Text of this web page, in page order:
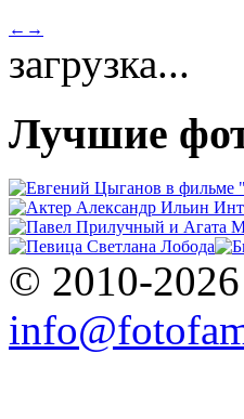
← →
загрузка...
Лучшие
© 2010-